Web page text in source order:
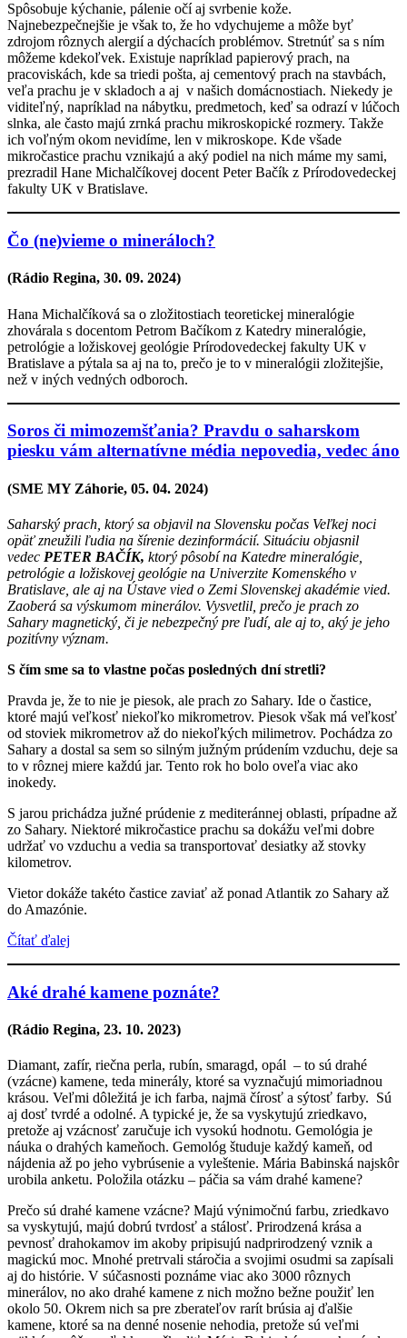
Spôsobuje kýchanie, pálenie očí aj svrbenie kože.
Najnebezpečnejšie je však to, že ho vdychujeme a môže byť
zdrojom rôznych alergií a dýchacích problémov. Stretnúť sa s ním
môžeme kdekoľvek. Existuje napríklad papierový prach, na
pracoviskách, kde sa triedi pošta, aj cementový prach na stavbách,
veľa prachu je v skladoch a aj v našich domácnostiach. Niekedy je
viditeľný, napríklad na nábytku, predmetoch, keď sa odrazí v lúčoch
slnka, ale často majú zrnká prachu mikroskopické rozmery. Takže
ich voľným okom nevidíme, len v mikroskope. Kde všade
mikročastice prachu vznikajú a aký podiel na nich máme my sami,
prezradil Hane Michalčíkovej docent Peter Bačík z Prírodovedeckej
fakulty UK v Bratislave.
Čo (ne)vieme o mineráloch?
(Rádio Regina, 30. 09. 2024)
Hana Michalčíková sa o zložitostiach teoretickej mineralógie
zhovárala s docentom Petrom Bačíkom z Katedry mineralógie,
petrológie a ložiskovej geológie Prírodovedeckej fakulty UK v
Bratislave a pýtala sa aj na to, prečo je to v mineralógii zložitejšie,
než v iných vedných odboroch.
Soros či mimozemšťania? Pravdu o saharskom
piesku vám alternatívne média nepovedia, vedec áno
(SME MY Záhorie, 05. 04. 2024)
Saharský prach, ktorý sa objavil na Slovensku počas Veľkej noci
opäť zneužili ľudia na šírenie dezinformácií. Situáciu objasnil
vedec PETER BAČÍK, ktorý pôsobí na Katedre mineralógie,
petrológie a ložiskovej geológie na Univerzite Komenského v
Bratislave, ale aj na Ústave vied o Zemi Slovenskej akadémie vied.
Zaoberá sa výskumom minerálov. Vysvetlil, prečo je prach zo
Sahary magnetický, či je nebezpečný pre ľudí, ale aj to, aký je jeho
pozitívny význam.
S čím sme sa to vlastne počas posledných dní stretli?
Pravda je, že to nie je piesok, ale prach zo Sahary. Ide o častice,
ktoré majú veľkosť niekoľko mikrometrov. Piesok však má veľkosť
od stoviek mikrometrov až do niekoľkých milimetrov. Pochádza zo
Sahary a dostal sa sem so silným južným prúdením vzduchu, deje sa
to v rôznej miere každú jar. Tento rok ho bolo oveľa viac ako
inokedy.
S jarou prichádza južné prúdenie z mediteránnej oblasti, prípadne až
zo Sahary. Niektoré mikročastice prachu sa dokážu veľmi dobre
udržať vo vzduchu a vedia sa transportovať desiatky až stovky
kilometrov.
Vietor dokáže takéto častice zaviať až ponad Atlantik zo Sahary až
do Amazónie.
Čítať ďalej
Aké drahé kamene poznáte?
(Rádio Regina, 23. 10. 2023)
Diamant, zafír, riečna perla, rubín, smaragd, opál – to sú drahé
(vzácne) kamene, teda minerály, ktoré sa vyznačujú mimoriadnou
krásou. Veľmi dôležitá je ich farba, najmä čírosť a sýtosť farby. Sú
aj dosť tvrdé a odolné. A typické je, že sa vyskytujú zriedkavo,
pretože aj vzácnosť zaručuje ich vysokú hodnotu. Gemológia je
náuka o drahých kameňoch. Gemológ študuje každý kameň, od
nájdenia až po jeho vybrúsenie a vyleštenie. Mária Babinská najskôr
urobila anketu. Položila otázku – páčia sa vám drahé kamene?
Prečo sú drahé kamene vzácne? Majú výnimočnú farbu, zriedkavo
sa vyskytujú, majú dobrú tvrdosť a stálosť. Prirodzená krása a
pevnosť drahokamov im akoby pripisujú nadprirodzený vznik a
magickú moc. Mnohé pretrvali stáročia a svojimi osudmi sa zapísali
aj do histórie. V súčasnosti poznáme viac ako 3000 rôznych
minerálov, no ako drahé kamene z nich možno bežne použiť len
okolo 50. Okrem nich sa pre zberateľov rarít brúsia aj ďalšie
kamene, ktoré sa na denné nosenie nehodia, pretože sú veľmi